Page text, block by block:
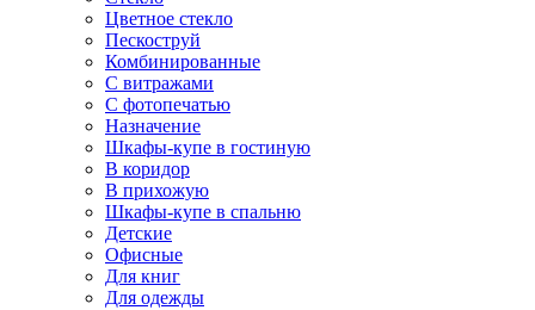
Цветное стекло
Пескоструй
Комбинированные
С витражами
С фотопечатью
Назначение
Шкафы-купе в гостиную
В коридор
В прихожую
Шкафы-купе в спальню
Детские
Офисные
Для книг
Для одежды